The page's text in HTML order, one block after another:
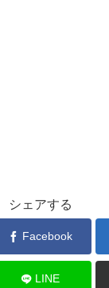
シェアする
Facebook
LINE